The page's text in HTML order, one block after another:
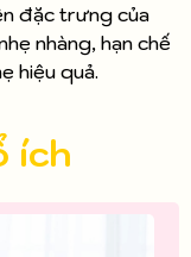
đặc trưng của
nhàng, hạn chế
hiệu quả.
ích